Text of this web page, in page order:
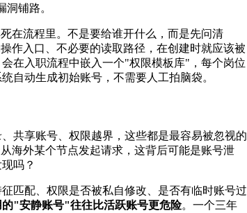
铺路。
在流程里。不是要给谁开什么，而是先问清
作入口、不必要的读取路径，在创建时就应该被
在入职流程中嵌入一个"权限模板库"，每个岗位
自动生成初始账号，不需要人工拍脑袋。
共享账号、权限越界，这些都是最容易被忽视的
海外某个节点发起请求，这背后可能是账号泄
吗？
匹配、权限是否被私自修改、是否有临时账号过
的"安静账号"往往比活跃账号更危险。一个三年